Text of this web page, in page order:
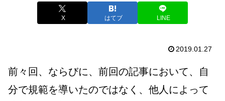
X はてブ LINE
2019.01.27
前々回、ならびに、前回の記事において、自
分で規範を導いたのではなく、他人によって